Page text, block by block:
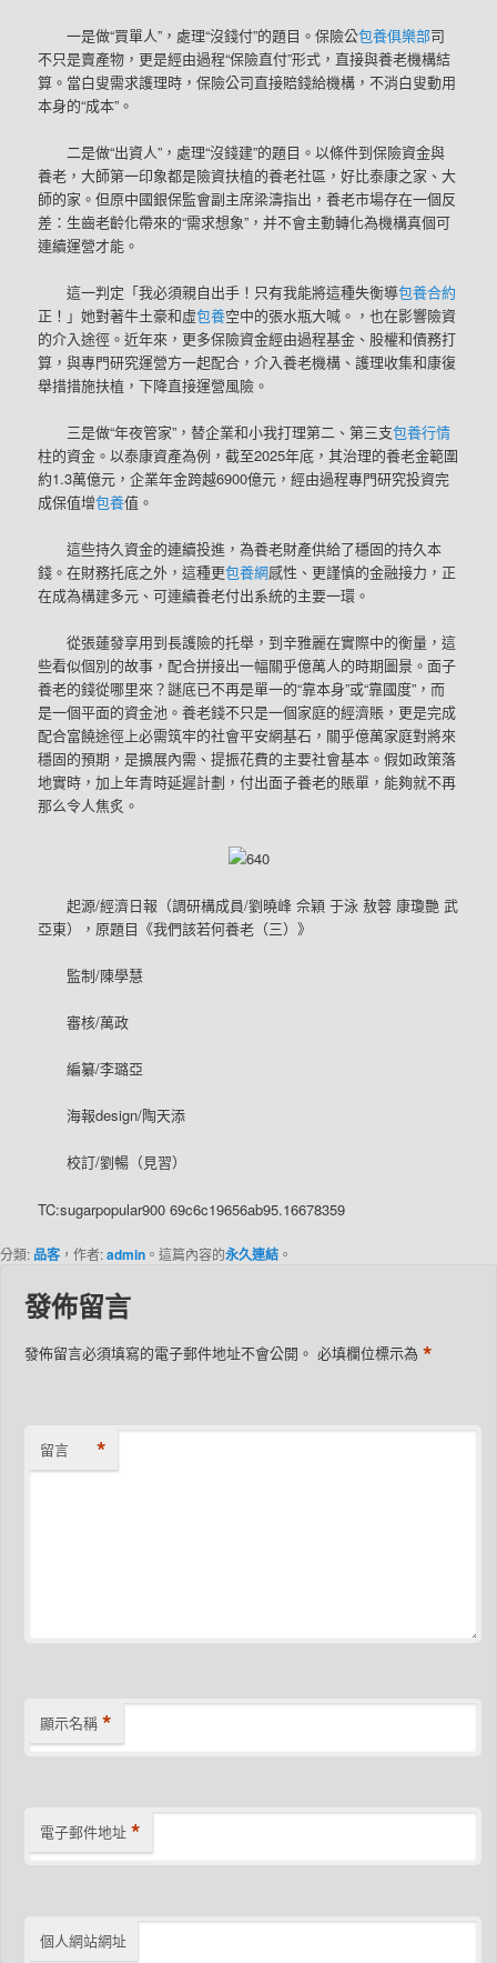
一是做“買單人”，處理“沒錢付”的題目。保險公包養俱樂部司
不只是賣產物，更是經由過程“保險直付”形式，直接與養老機構結
算。當白叟需求護理時，保險公司直接賠錢給機構，不消白叟動用
本身的“成本”。
二是做“出資人”，處理“沒錢建”的題目。以條件到保險資金與
養老，大師第一印象都是險資扶植的養老社區，好比泰康之家、大
師的家。但原中國銀保監會副主席梁濤指出，養老市場存在一個反
差：生齒老齡化帶來的“需求想象”，并不會主動轉化為機構真個可
連續運營才能。
這一判定「我必須親自出手！只有我能將這種失衡導包養合約
正！」她對著牛土豪和虛包養空中的張水瓶大喊。，也在影響險資
的介入途徑。近年來，更多保險資金經由過程基金、股權和債務打
算，與專門研究運營方一起配合，介入養老機構、護理收集和康復
舉措措施扶植，下降直接運營風險。
三是做“年夜管家”，替企業和小我打理第二、第三支包養行情
柱的資金。以泰康資產為例，截至2025年底，其治理的養老金範圍
約1.3萬億元，企業年金跨越6900億元，經由過程專門研究投資完
成保值增包養值。
這些持久資金的連續投進，為養老財產供給了穩固的持久本
錢。在財務托底之外，這種更包養網感性、更謹慎的金融接力，正
在成為構建多元、可連續養老付出系統的主要一環。
從張蓮發享用到長護險的托舉，到辛雅麗在實際中的衡量，這
些看似個別的故事，配合拼接出一幅關乎億萬人的時期圖景。面子
養老的錢從哪里來？謎底已不再是單一的“靠本身”或“靠國度”，而
是一個平面的資金池。養老錢不只是一個家庭的經濟賬，更是完成
配合富饒途徑上必需筑牢的社會平安網基石，關乎億萬家庭對將來
穩固的預期，是擴展內需、提振花費的主要社會基本。假如政策落
地實時，加上年青時延遲計劃，付出面子養老的賬單，能夠就不再
那么令人焦炙。
起源/經濟日報（調研構成員/劉曉峰 佘穎 于泳 敖蓉 康瓊艷 武
亞東），原題目《我們該若何養老（三）》
監制/陳學慧
審核/萬政
編纂/李璐亞
海報design/陶天添
校訂/劉暢（見習）
TC:sugarpopular900 69c6c19656ab95.16678359
分類: 品客 ，作者:admin 。這篇內容的永久連結 。
發佈留言
發佈留言必須填寫的電子郵件地址不會公開。 必填欄位標示為*
留言 *
顯示名稱 *
電子郵件地址 *
個人網站網址